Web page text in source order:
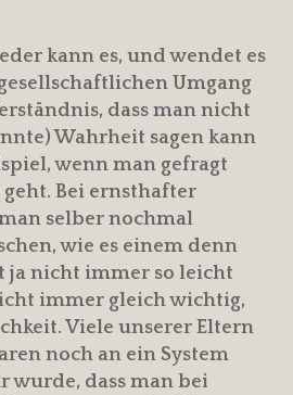
kann es, und wendet es
Umgang
dass man nicht
Wahrheit sagen kann
wenn man gefragt
Bei ernsthafter
selber nochmal
wie es einem denn
ja nicht immer so leicht
immer gleich wichtig,
Viele unserer Eltern
noch an ein System
wurde, dass man bei